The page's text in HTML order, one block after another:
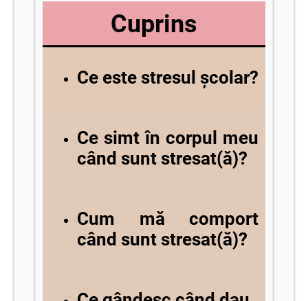
Cuprins
Ce este stresul școlar?
Ce simt în corpul meu
când sunt stresat(ă)?
Cum mă comport
când sunt stresat(ă)?